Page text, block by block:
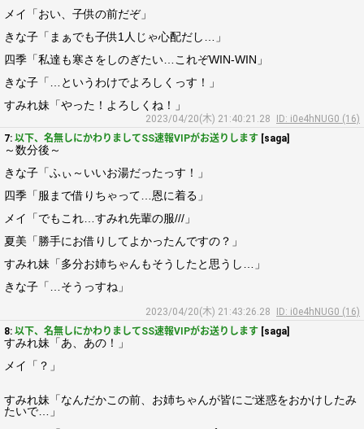
メイ「おい、子供の前だぞ」
きな子「まぁでも子供1人じゃ心配だし…」
四季「私達も寒さをしのぎたい…これぞWIN-WIN」
きな子「…というわけでよろしくっす！」
すみれ妹「やった！よろしくね！」
2023/04/20(木) 21:40:21.28
ID: i0e4hNUG0 (16)
7: 以下、名無しにかわりましてSS速報VIPがお送りします [saga]
～数分後～
きな子「ふぃ～いいお湯だったっす！」
四季「服まで借りちゃって…恩に着る」
メイ「でもこれ…すみれ先輩の服///」
夏美「勝手にお借りしてよかったんですの？」
すみれ妹「多分お姉ちゃんもそうしたと思うし…」
きな子「…そうっすね」
2023/04/20(木) 21:43:26.28
ID: i0e4hNUG0 (16)
8: 以下、名無しにかわりましてSS速報VIPがお送りします [saga]
すみれ妹「あ、あの！」
メイ「？」
すみれ妹「なんだかこの前、お姉ちゃんが皆にご迷惑をおかけしたみ
たいで…」